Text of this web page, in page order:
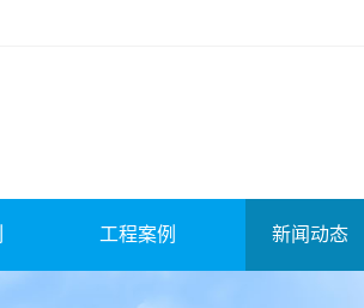
工程案例 新闻动态